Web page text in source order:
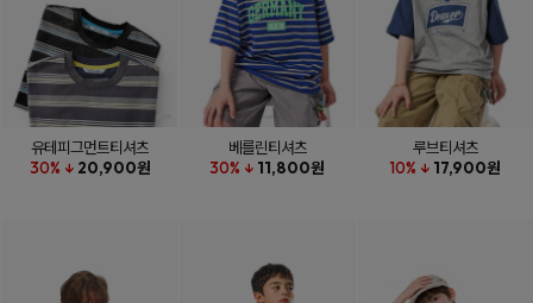
유테피그먼트티셔츠
30% ↓ 20,900원
베를린티셔츠
30% ↓ 11,800원
루브티셔츠
10% ↓ 17,900원